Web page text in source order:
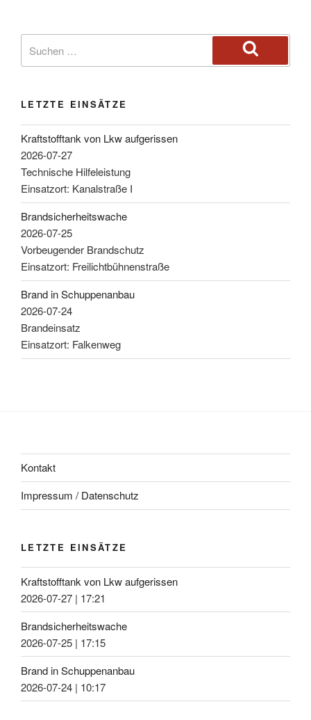
LETZTE EINSÄTZE
Kraftstofftank von Lkw aufgerissen
2026-07-27
Technische Hilfeleistung
Einsatzort: Kanalstraße I
Brandsicherheitswache
2026-07-25
Vorbeugender Brandschutz
Einsatzort: Freilichtbühnenstraße
Brand in Schuppenanbau
2026-07-24
Brandeinsatz
Einsatzort: Falkenweg
Kontakt
Impressum / Datenschutz
LETZTE EINSÄTZE
Kraftstofftank von Lkw aufgerissen
2026-07-27 | 17:21
Brandsicherheitswache
2026-07-25 | 17:15
Brand in Schuppenanbau
2026-07-24 | 10:17